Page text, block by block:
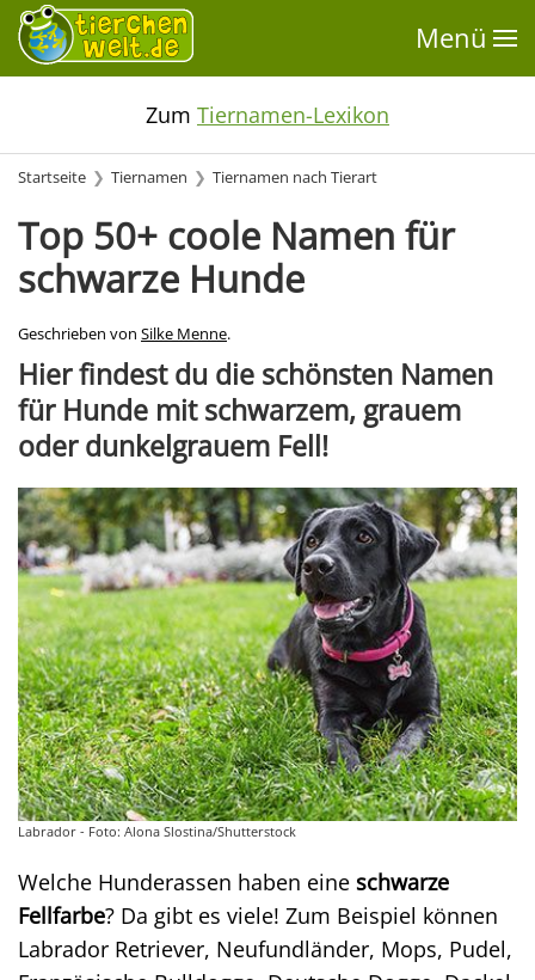
Menü
Zum Tiernamen-Lexikon
Startseite Tiernamen Tiernamen nach Tierart
Top 50+ coole Namen für
schwarze Hunde
Geschrieben von Silke Menne.
Hier findest du die schönsten Namen
für Hunde mit schwarzem, grauem
oder dunkelgrauem Fell!
Labrador - Foto: Alona Slostina/Shutterstock
Welche Hunderassen haben eine schwarze
Fellfarbe? Da gibt es viele! Zum Beispiel können
Labrador Retriever, Neufundländer, Mops, Pudel,